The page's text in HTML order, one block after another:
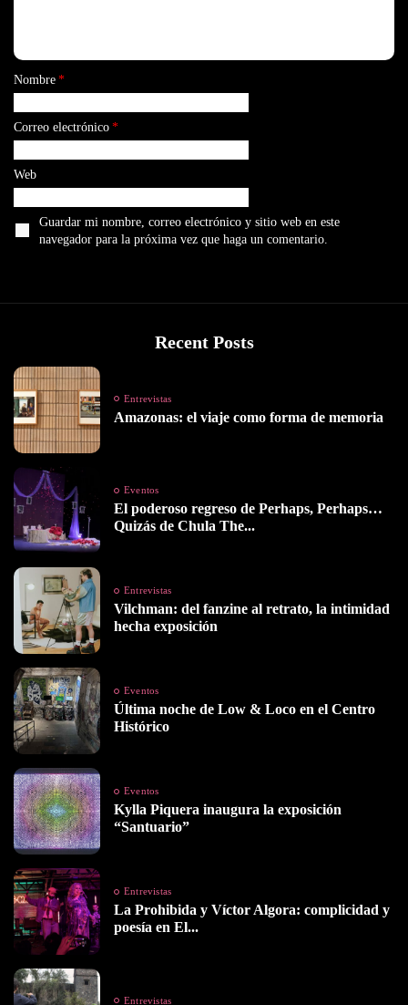
Nombre *
Correo electrónico *
Web
Guardar mi nombre, correo electrónico y sitio web en este
navegador para la próxima vez que haga un comentario.
Recent Posts
Entrevistas
Amazonas: el viaje como forma de memoria
Eventos
El poderoso regreso de Perhaps, Perhaps…
Quizás de Chula The...
Entrevistas
Vilchman: del fanzine al retrato, la intimidad
hecha exposición
Eventos
Última noche de Low & Loco en el Centro
Histórico
Eventos
Kylla Piquera inaugura la exposición
“Santuario”
Entrevistas
La Prohibida y Víctor Algora: complicidad y
poesía en El...
Entrevistas